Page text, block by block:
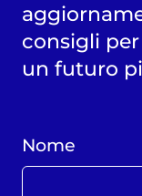
consigli
un futuro
Nome